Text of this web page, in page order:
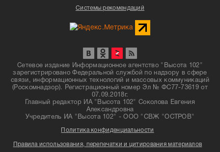
Системы рекомендаций
Сетевое издание Информационное агентство "Высота 102"
зарегистрировано Федеральной службой по надзору в сфере
связи, информационных технологий и массовых коммуникаций
(Роскомнадзор). Регистрационный номер Эл № ФС77-73619 от
07.09.2018г.
Главный редактор ИА "Высота 102" Соколова Евгения
Александровна
Учредитель ИА "Высота 102" - ООО "СВЖ "ОСТРОВ"
Политика конфиденциальности
Правила использования, перепечатки и цитирования материалов